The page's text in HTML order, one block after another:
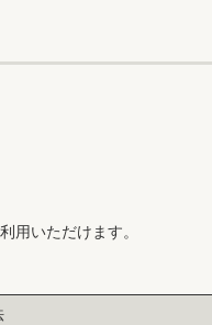
用いただけます。